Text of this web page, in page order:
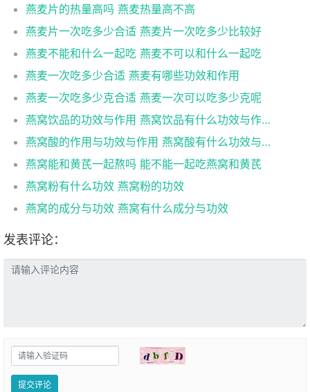
燕麦片的热量高吗 燕麦热量高不高
燕麦片一次吃多少合适 燕麦片一次吃多少比较好
燕麦不能和什么一起吃 燕麦不可以和什么一起吃
燕麦一次吃多少合适 燕麦有哪些功效和作用
燕麦一次吃多少克合适 燕麦一次可以吃多少克呢
燕窝饮品的功效与作用 燕窝饮品有什么功效与作用
燕窝酸的作用与功效与作用 燕窝酸有什么功效与作用
燕窝能和黄芪一起熬吗 能不能一起吃燕窝和黄芪
燕窝粉有什么功效 燕窝粉的功效
燕窝的成分与功效 燕窝有什么成分与功效
发表评论：
提交评论